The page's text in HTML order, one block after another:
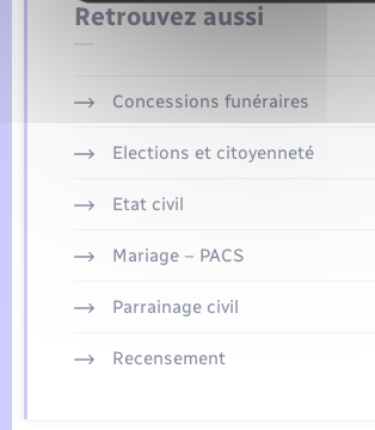
Retrouvez aussi
Concessions funéraires
Elections et citoyenneté
Etat civil
Mariage – PACS
Parrainage civil
Recensement